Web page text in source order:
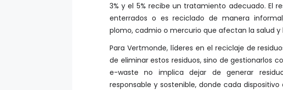
3% y el 5% recibe un tratamiento adecuado. El
enterrados o es reciclado de manera
plomo, cadmio o mercurio que afectan la salud y
Para Vertmonde, líderes en el reciclaje de
de eliminar estos residuos, sino de gestionarlos
e-waste no implica dejar de generar
responsable y sostenible, donde cada